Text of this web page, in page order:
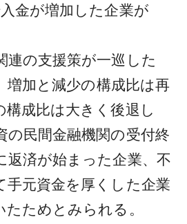
金が増加した企業が
の支援策が一巡した
加と減少の構成比は再
構成比は大きく後退し
の民間金融機関の受付終
返済が始まった企業、不
手元資金を厚くした企業
ためとみられる。